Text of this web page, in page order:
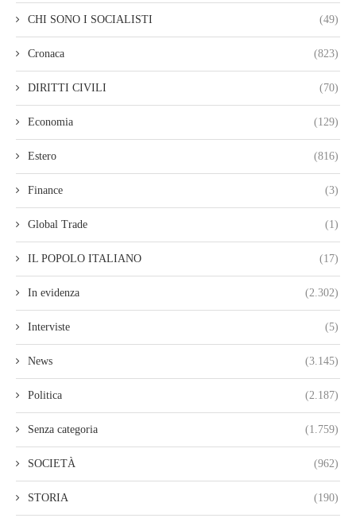
CHI SONO I SOCIALISTI (49)
Cronaca (823)
DIRITTI CIVILI (70)
Economia (129)
Estero (816)
Finance (3)
Global Trade (1)
IL POPOLO ITALIANO (17)
In evidenza (2.302)
Interviste (5)
News (3.145)
Politica (2.187)
Senza categoria (1.759)
SOCIETÀ (962)
STORIA (190)